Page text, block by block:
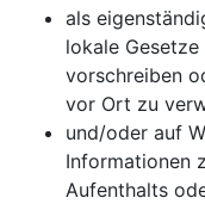
als
lokale
vorschreiben
vor Ort zu
und/oder auf
Informationen
Aufenthalts